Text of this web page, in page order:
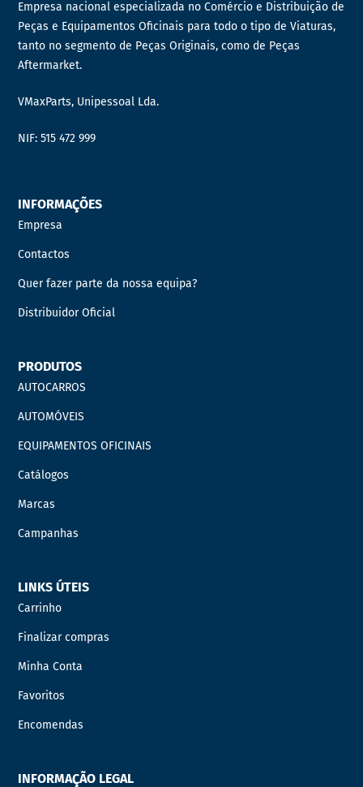
Empresa nacional especializada no Comércio e Distribuição de
Peças e Equipamentos Oficinais para todo o tipo de Viaturas,
tanto no segmento de Peças Originais, como de Peças
Aftermarket.
VMaxParts, Unipessoal Lda.
NIF: 515 472 999
INFORMAÇÕES
Empresa
Contactos
Quer fazer parte da nossa equipa?
Distribuidor Oficial
PRODUTOS
AUTOCARROS
AUTOMÓVEIS
EQUIPAMENTOS OFICINAIS
Catálogos
Marcas
Campanhas
LINKS ÚTEIS
Carrinho
Finalizar compras
Minha Conta
Favoritos
Encomendas
INFORMAÇÃO LEGAL